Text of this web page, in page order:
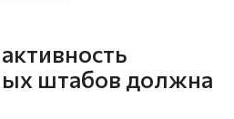
штабов должна